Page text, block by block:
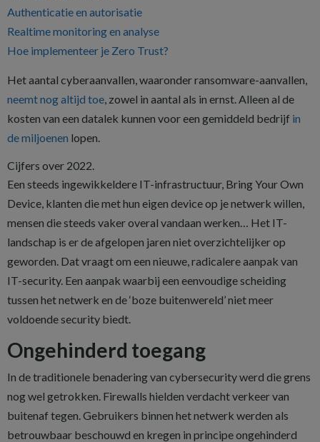
Authenticatie en autorisatie
Realtime monitoring en analyse
Hoe implementeer je Zero Trust?
Het aantal cyberaanvallen, waaronder ransomware-aanvallen,
neemt nog altijd toe, zowel in aantal als in ernst. Alleen al de
kosten van een datalek kunnen voor een gemiddeld bedrijf in
de miljoenen lopen.
Cijfers over 2022.
Een steeds ingewikkeldere IT-infrastructuur, Bring Your Own
Device, klanten die met hun eigen device op je netwerk willen,
mensen die steeds vaker overal vandaan werken… Het IT-
landschap is er de afgelopen jaren niet overzichtelijker op
geworden. Dat vraagt om een nieuwe, radicalere aanpak van
IT-security. Een aanpak waarbij een eenvoudige scheiding
tussen het netwerk en de ‘boze buitenwereld’ niet meer
voldoende security biedt.
Ongehinderd toegang
In de traditionele benadering van cybersecurity werd die grens
nog wel getrokken. Firewalls hielden verdacht verkeer van
buitenaf tegen. Gebruikers binnen het netwerk werden als
betrouwbaar beschouwd en kregen in principe ongehinderd